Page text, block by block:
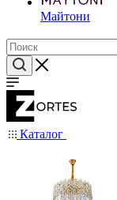
Майтони
Каталог